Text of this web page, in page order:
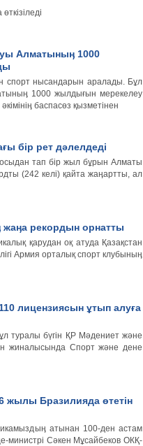
Алматыныӊ 1000
спорт нысандарын аралады. Бұл
1000 жылдығын мерекелеу
баспасөз қызметінен
бір рет дәлелдеді
осыдан тап бір жыл бұрын Алматы
(242 келі) қайта жаӊартты, ал
рекордын орнатты
қарудан оқ атуда Қазақстан
Армия орталық спорт клубыныӊ
лицензиясын ұтып алуға
туралы бүгін ҚР Мәдениет және
жиналысында Спорт және дене
жылы Бразилияда өтетін
атынан 100-ден астам
министрі Сәкен Мұсайбеков ОКҚ-